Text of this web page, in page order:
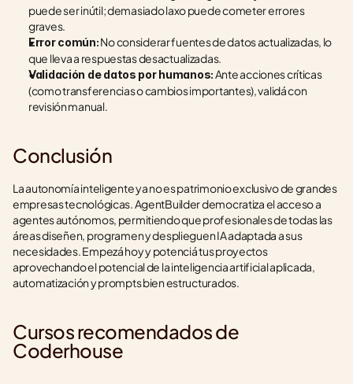
puede ser inútil; demasiado laxo puede cometer errores
graves.
Error común: No considerar fuentes de datos actualizadas, lo
que lleva a respuestas desactualizadas.
Validación de datos por humanos: Ante acciones críticas
(como transferencias o cambios importantes), validá con
revisión manual.
Conclusión
La autonomía inteligente ya no es patrimonio exclusivo de grandes
empresas tecnológicas. AgentBuilder democratiza el acceso a
agentes autónomos, permitiendo que profesionales de todas las
áreas diseñen, programen y desplieguen IA adaptada a sus
necesidades. Empezá hoy y potenciá tus proyectos
aprovechando el potencial de la inteligencia artificial aplicada,
automatización y prompts bien estructurados.
Cursos recomendados de
Coderhouse